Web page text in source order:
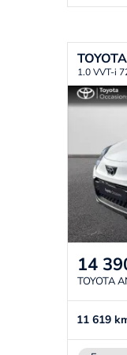
TOYOTA
1.0 VVT-i
14
TOYOTA
11 619